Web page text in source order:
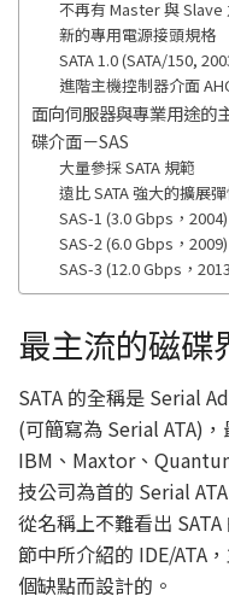
不再有 Master 與 Slave
新的專用電源接頭規格
SATA 1.0 (SATA/150,
進階主機控制器介面
面向伺服器與專業用途的
碟介面－SAS
大量參採 SATA 規範
遠比 SATA 強大的擴展
SAS-1 (3.0 Gbps，2004)
SAS-2 (6.0 Gbps，2009)
SAS-3 (12.0 Gbps，
最主流的磁碟
SATA 的全稱是 Serial
(可簡寫為 Serial ATA)
IBM、Maxtor、
技公司為首的 Serial
從名稱上不難看出
節中所介紹的 IDE/ATA
個缺點而設計的。